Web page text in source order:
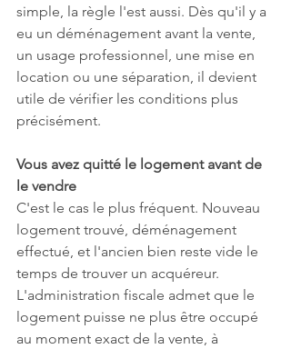
simple, la règle l'est aussi. Dès qu'il y a
eu un déménagement avant la vente,
un usage professionnel, une mise en
location ou une séparation, il devient
utile de vérifier les conditions plus
précisément.
Vous avez quitté le logement avant de
le vendre
C'est le cas le plus fréquent. Nouveau
logement trouvé, déménagement
effectué, et l'ancien bien reste vide le
temps de trouver un acquéreur.
L'administration fiscale admet que le
logement puisse ne plus être occupé
au moment exact de la vente, à